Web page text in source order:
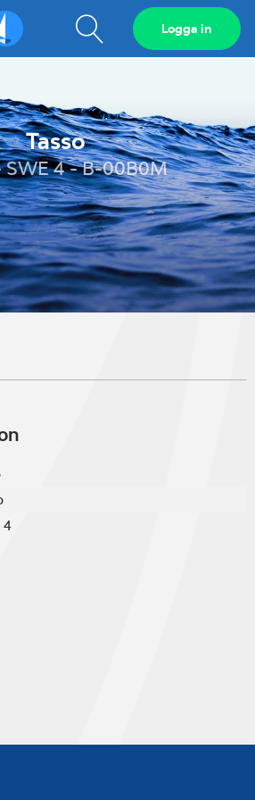
Visa
sökfält
Logga in
Tasso
SWE 4 - B-00B0M
4